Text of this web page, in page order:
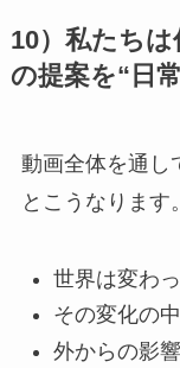
10）私たち
の提案を“日
動画全体を通し
とこうなります。
世界は変わっ
その変化の
外からの影